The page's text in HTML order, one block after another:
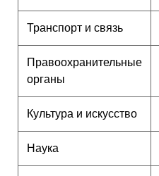
Транспорт и связь
Правоохранительные
органы
Культура и искусство
Наука